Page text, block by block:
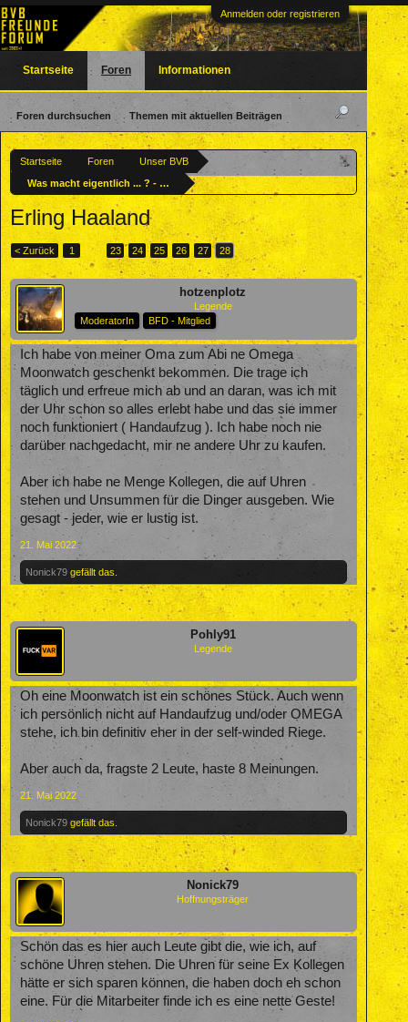
Anmelden oder registrieren
Startseite Foren
Unser BVB
Was macht eigentlich ... ? - Ehemalige BVBler
Erling Haaland
< Zurück 1 ← 23 24 25 26 27 28
hotzenplotz
Legende
ModeratorIn
BFD - Mitglied
Ich habe von meiner Oma zum Abi ne Omega
Moonwatch geschenkt bekommen. Die trage ich
täglich und erfreue mich ab und an daran, was ich mit
der Uhr schon so alles erlebt habe und das sie immer
noch funktioniert ( Handaufzug ). Ich habe noch nie
darüber nachgedacht, mir ne andere Uhr zu kaufen.
Aber ich habe ne Menge Kollegen, die auf Uhren
stehen und Unsummen für die Dinger ausgeben. Wie
gesagt - jeder, wie er lustig ist.
21. Mai 2022
Nonick79 gefällt das.
Pohly91
Legende
Oh eine Moonwatch ist ein schönes Stück. Auch wenn
ich persönlich nicht auf Handaufzug und/oder OMEGA
stehe, ich bin definitiv eher in der self-winded Riege.
Aber auch da, fragste 2 Leute, haste 8 Meinungen.
21. Mai 2022
Nonick79 gefällt das.
Nonick79
Hoffnungsträger
Schön das es hier auch Leute gibt die, wie ich, auf
schöne Uhren stehen. Die Uhren für seine Ex Kollegen
hätte er sich sparen können, die haben doch eh schon
eine. Für die Mitarbeiter finde ich es eine nette Geste!
Startseite Foren
Foren durchsuchen Themen mit aktuellen Beiträgen
Informationen